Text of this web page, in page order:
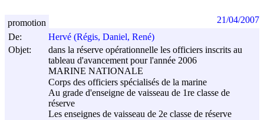
De:
Hervé (Régis, Daniel, René)
Objet:
dans la réserve opérationnelle les officiers inscrits au
tableau d'avancement pour l'année 2006
MARINE NATIONALE
Corps des officiers spécialisés de la marine
Au grade d'enseigne de vaisseau de 1re classe de
réserve
Les enseignes de vaisseau de 2e classe de réserve
promotion 21/04/2007